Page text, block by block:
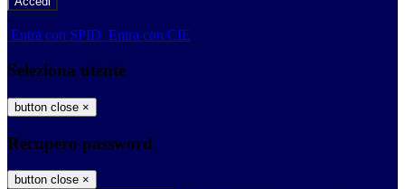
-
Entra con SPID Entra con CIE
Seleziona utente
button close ×
Recupero password
button close ×